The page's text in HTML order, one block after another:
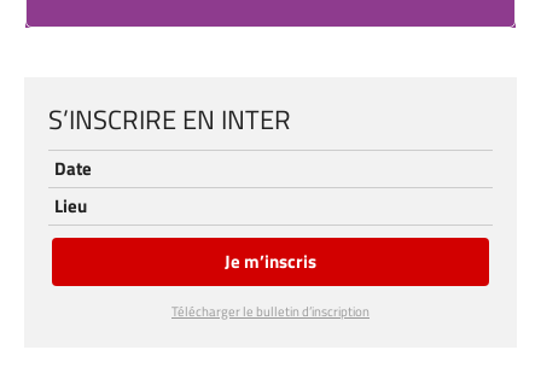
S’INSCRIRE EN INTER
Date
Lieu
Je m’inscris
Télécharger le bulletin d’inscription